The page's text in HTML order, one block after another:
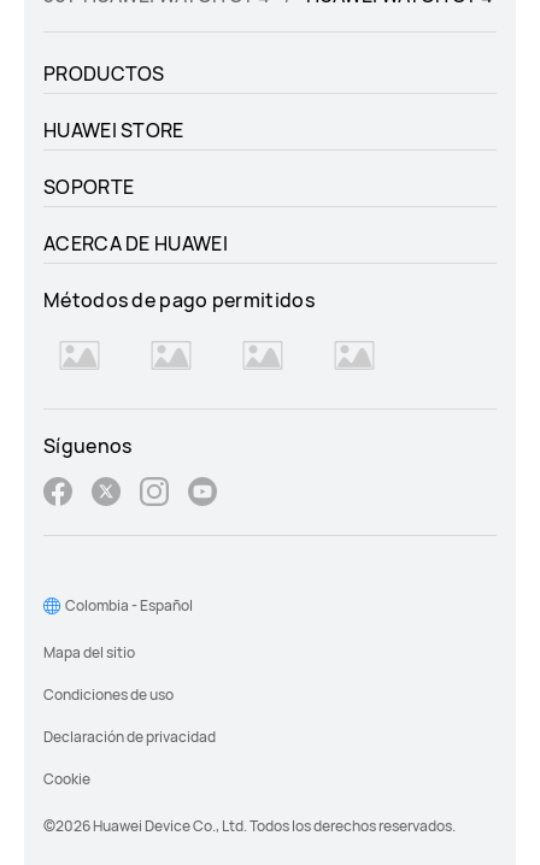
PRODUCTOS
HUAWEI STORE
SOPORTE
ACERCA DE HUAWEI
Métodos de pago permitidos
Síguenos
©2026 Huawei Device Co., Ltd. Todos los derechos reservados.
Mapa del sitio
Condiciones de uso
Declaración de privacidad
Cookie
Colombia - Español